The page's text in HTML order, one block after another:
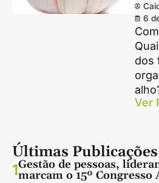
6
dos
Ver
Últimas Publicações
1Gestão de pessoas,
marcam o 15º Congresso